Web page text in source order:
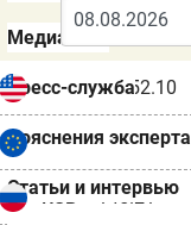
Медиатека
Пресс-служба
Пояснения эксперта
Статьи и интервью
USD= 11952.10
EUR= 13779.58
RUB= 145.21